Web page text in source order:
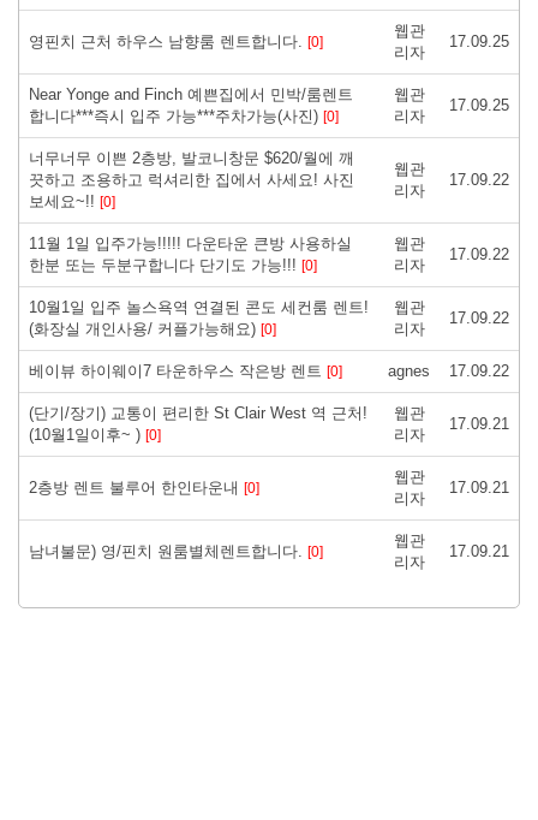
영핀치 근처 하우스 남향룸 렌트합니다. [0]
웹관
리자
17.09.25
Near Yonge and Finch 예쁜집에서 민박/룸렌트
합니다***즉시 입주 가능***주차가능(사진) [0]
웹관
리자
17.09.25
너무너무 이쁜 2층방, 발코니창문 $620/월에 깨
끗하고 조용하고 럭셔리한 집에서 사세요! 사진
보세요~!! [0]
웹관
리자
17.09.22
11월 1일 입주가능!!!!! 다운타운 큰방 사용하실
한분 또는 두분구합니다 단기도 가능!!! [0]
웹관
리자
17.09.22
10월1일 입주 놀스욕역 연결된 콘도 세컨룸 렌트!
(화장실 개인사용/ 커플가능해요) [0]
웹관
리자
17.09.22
베이뷰 하이웨이7 타운하우스 작은방 렌트 [0] agnes 17.09.22
(단기/장기) 교통이 편리한 St Clair West 역 근처!
(10월1일이후~ ) [0]
웹관
리자
17.09.21
2층방 렌트 불루어 한인타운내 [0]
웹관
리자
17.09.21
남녀불문) 영/핀치 원룸별체렌트합니다. [0]
웹관
리자
17.09.21